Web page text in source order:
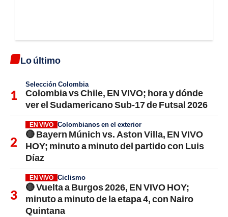
Lo último
Selección Colombia
Colombia vs Chile, EN VIVO; hora y dónde
ver el Sudamericano Sub-17 de Futsal 2026
EN VIVO Colombianos en el exterior
🔴 Bayern Múnich vs. Aston Villa, EN VIVO
HOY; minuto a minuto del partido con Luis
Díaz
EN VIVO Ciclismo
🔴 Vuelta a Burgos 2026, EN VIVO HOY;
minuto a minuto de la etapa 4, con Nairo
Quintana